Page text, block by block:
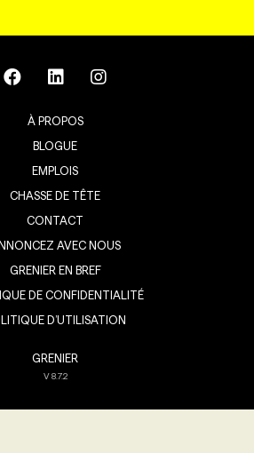
À PROPOS
BLOGUE
EMPLOIS
CHASSE DE TÊTE
CONTACT
AVEC NOUS
GRENIER EN BREF
DE CONFIDENTIALITÉ
D’UTILISATION
GRENIER
V8.7.2